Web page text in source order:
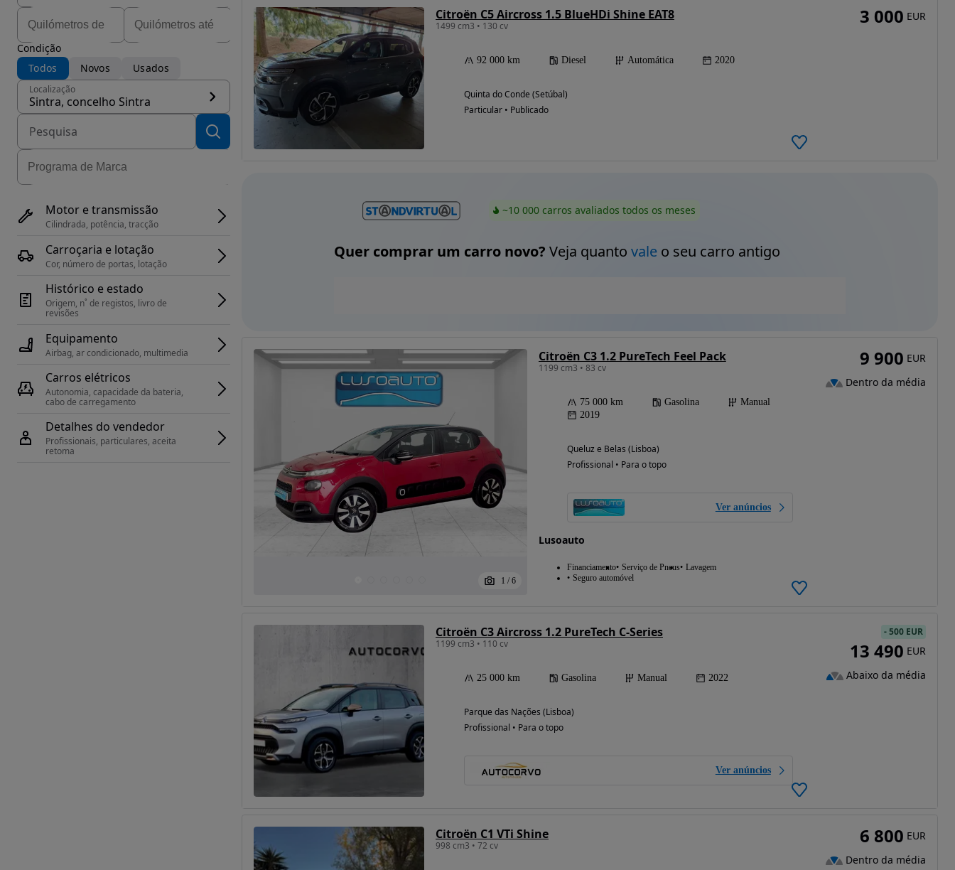
Condição
Todos
Novos Usados
Localização
Sintra, concelho Sintra
Motor e transmissão
Cilindrada, potência, tracção
Carroçaria e lotação
Cor, número de portas, lotação
Histórico e estado
Origem, n˚ de registos, livro de
revisões
Equipamento
Airbag, ar condicionado, multimedia
Carros elétricos
Autonomia, capacidade da bateria,
cabo de carregamento
Detalhes do vendedor
Profissionais, particulares, aceita
retoma
Citroën C5 Aircross 1.5 BlueHDi Shine EAT8
1499 cm3 • 130 cv
92 000 km Diesel Automática 2020
Quinta do Conde (Setúbal)
Particular • Publicado
3 000 EUR
~10 000 carros avaliados todos os meses
Quer comprar um carro novo? Veja quanto valeo seu carro antigo
1 / 6
Citroën C3 1.2 PureTech Feel Pack
1199 cm3 • 83 cv
75 000 km Gasolina
Manual
2019
Queluz e Belas (Lisboa)
Profissional • Para o topo
Ver anúncios
Lusoauto
Financiamento Serviço de Pneus
Lavagem
Seguro automóvel
9 900 EUR
Dentro da média
Citroën C3 Aircross 1.2 PureTech C-Series
1199 cm3 • 110 cv
25 000 km Gasolina Manual 2022
Parque das Nações (Lisboa)
Profissional • Para o topo
Ver anúncios
-500 EUR
13 490 EUR
Abaixo da média
Citroën C1 VTi Shine
998 cm3 • 72 cv 6 800 EUR
Dentro da média